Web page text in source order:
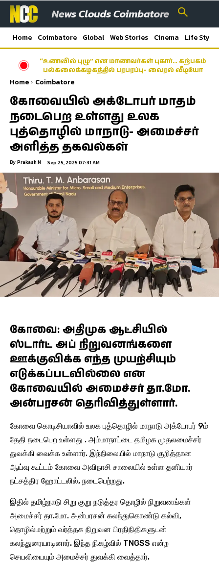
Home Coimbatore Global Web Stories Cinema Life Style
“உணவில் புழு” என மாணவர்கள் புகார்… கற்பகம்
பல்கலைக்கழகத்தில் பரபரப்பு- வைரல் வீடியோ
ரவுடிகளுக்கு செக் வைத்த கோவை போலீஸ்; 940
பேர் கண்காணிப்பில்
Home Coimbatore
கோவையில் அக்டோபர் மாதம்
நடைபெற உள்ளது உலக
புத்தொழில் மாநாடு- அமைச்சர்
அளித்த தகவல்கள்
By Prakash N Sep 25, 2025 07:31 AM
கோவை: அதிமுக ஆட்சியில்
ஸ்டார்ட் அப் நிறுவனங்களை
ஊக்குவிக்க எந்த முயற்சியும்
எடுக்கப்படவில்லை என
கோவையில் அமைச்சர் தா.மோ.
அன்பரசன் தெரிவித்துள்ளார்.
கோவை கொடிசியாவில் உலக புத்தொழில் மாநாடு அக்டோபர் 9ம்
தேதி நடைபெற உள்ளது . அம்மாநாட்டை தமிழக முதலமைச்சர்
துவக்கி வைக்க உள்ளார். இந்நிலையில் மாநாடு குறித்தான
ஆய்வு கூட்டம் கோவை அவிநாசி சாலையில் உள்ள தனியார்
நட்சத்திர ஹோட்டலில், நடைபெற்றது.
இதில் தமிழ்நாடு சிறு குறு நடுத்தர தொழில் நிறுவனங்கள்
அமைச்சர் தா.மோ. அன்பரசன் கலந்துகொண்டு கல்வி,
தொழில்மற்றும் வர்த்தக நிறுவன பிரதிநிதிகளுடன்
கலந்துரையாடினார். இந்த நிகழ்வில் TNGSS என்ற
செயலியையும் அமைச்சர் துவக்கி வைத்தார்.